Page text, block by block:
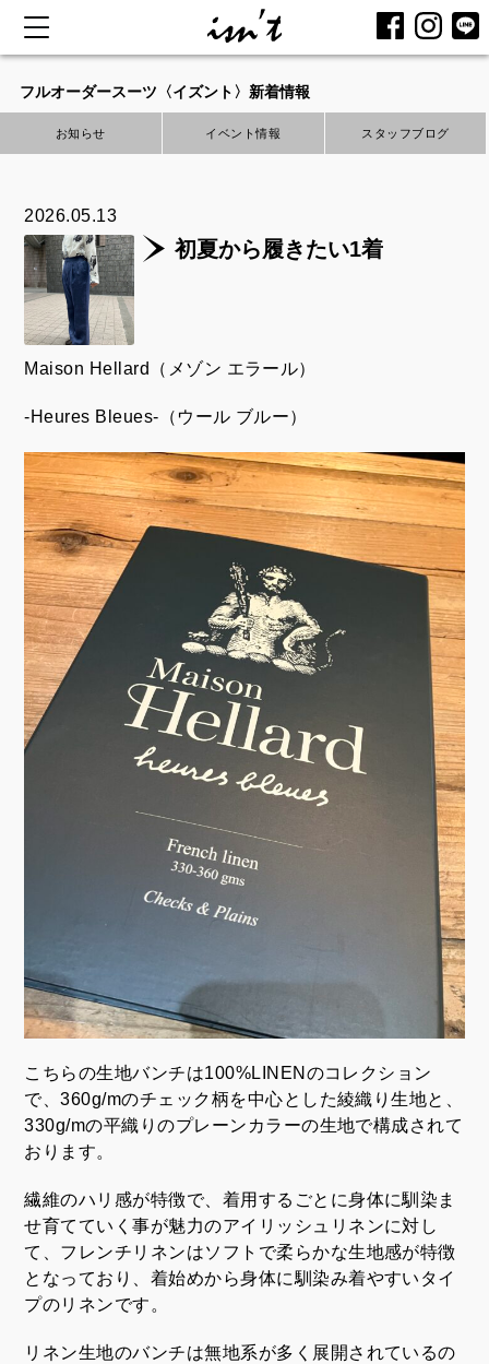
テ
フルオーダースーツ〈イズント〉新着情報
お知らせ イベント情報 スタッフブログ
2026.05.13
初夏から履きたい1着
Maison Hellard（メゾン エラール）
-Heures Bleues-（ウール ブルー）
こちらの生地バンチは100%LINENのコレクション
で、360g/mのチェック柄を中心とした綾織り生地と、
330g/mの平織りのプレーンカラーの生地で構成されて
おります。
繊維のハリ感が特徴で、着用するごとに身体に馴染ま
せ育てていく事が魅力のアイリッシュリネンに対し
て、フレンチリネンはソフトで柔らかな生地感が特徴
となっており、着始めから身体に馴染み着やすいタイ
プのリネンです。
リネン生地のバンチは無地系が多く展開されているの